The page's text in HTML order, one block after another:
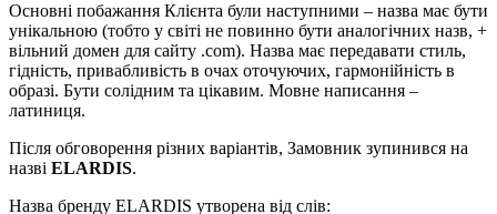
Основні побажання Клієнта були наступними – назва має бути
унікальною (тобто у світі не повинно бути аналогічних назв, +
вільний домен для сайту .com). Назва має передавати стиль,
гідність, привабливість в очах оточуючих, гармонійність в
образі. Бути солідним та цікавим. Мовне написання –
латиниця.
Після обговорення різних варіантів, Замовник зупинився на
назві ELARDIS.
Назва бренду ELARDIS утворена від слів: